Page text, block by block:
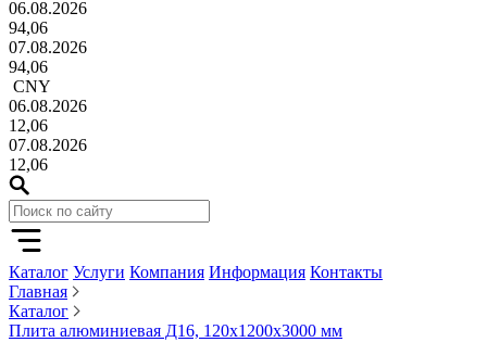
06.08.2026
94,06
07.08.2026
94,06
CNY
06.08.2026
12,06
07.08.2026
12,06
Каталог Услуги Компания Информация Контакты
Главная
Каталог
Плита алюминиевая Д16, 120х1200х3000 мм